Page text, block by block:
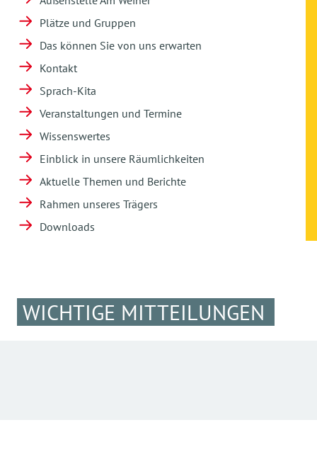
Plätze und Gruppen
Das können Sie von uns erwarten
Kontakt
Sprach-Kita
Veranstaltungen und Termine
Wissenswertes
Einblick in unsere Räumlichkeiten
Aktuelle Themen und Berichte
Rahmen unseres Trägers
Downloads
WICHTIGE MITTEILUNGEN